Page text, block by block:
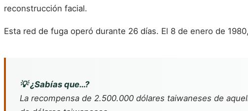
reconstrucción facial.
Esta red de fuga operó durante 26 días. El 8 de enero de
💡 ¿Sabías que…?
La recompensa de 2.500.000 dólares taiwaneses de